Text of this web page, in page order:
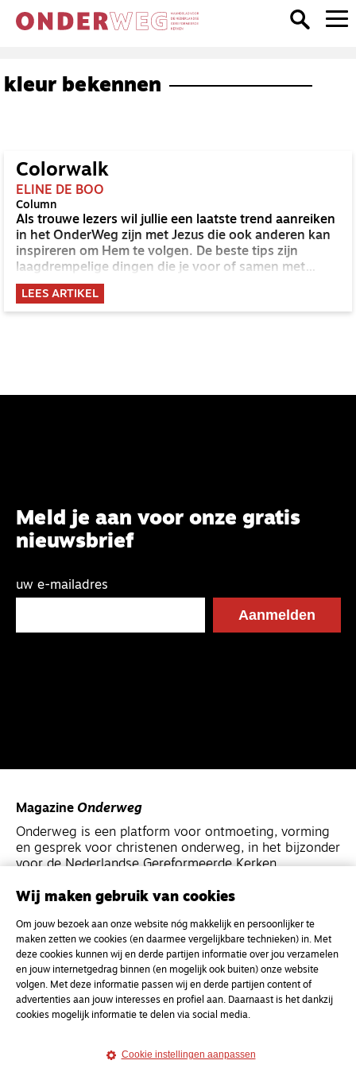
kleur bekennen
Colorwalk
ELINE DE BOO
Column
Als trouwe lezers wil jullie een laatste trend aanreiken
in het OnderWeg zijn met Jezus die ook anderen kan
inspireren om Hem te volgen. De beste tips zijn
laagdrempelige dingen die je voor of samen met
anderen die nog niet geloven kunt doen
LEES ARTIKEL
Meld je aan voor onze gratis
nieuwsbrief
uw e-mailadres
Magazine Onderweg
Onderweg is een platform voor ontmoeting, vorming
en gesprek voor christenen onderweg, in het bijzonder
voor de Nederlandse Gereformeerde Kerken.
Magazine
Onderweg
Kvk-nummer 33277063
NL46 INGB 0117 5827 86
info@onderwegonline.nl
Wij maken gebruik van cookies
Om jouw bezoek aan onze website nóg makkelijk en persoonlijker te
maken zetten we cookies (en daarmee vergelijkbare technieken) in. Met
deze cookies kunnen wij en derde partijen informatie over jou verzamelen
en jouw internetgedrag binnen (en mogelijk ook buiten) onze website
volgen. Met deze informatie passen wij en derde partijen content of
advertenties aan jouw interesses en profiel aan. Daarnaast is het dankzij
cookies mogelijk informatie te delen via social media.
Cookie instellingen aanpassen